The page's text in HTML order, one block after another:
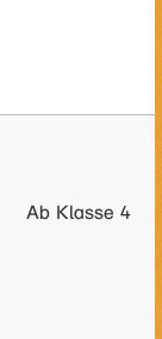
Ab Klasse 4